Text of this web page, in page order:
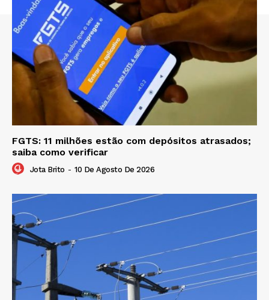
FGTS: 11 milhões estão com depósitos atrasados;
saiba como verificar
Jota Brito - 10 De Agosto De 2026